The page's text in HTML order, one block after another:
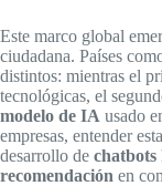
Este marco global
ciudadana. Países
distintos: mientras el
tecnológicas, el
modelo de IA usado
empresas, entender
desarrollo de chatbots
recomendación en